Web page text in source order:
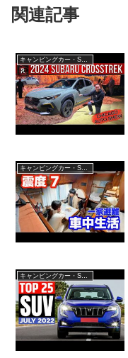
関連記事
キャンピングカー・SUV人気車種